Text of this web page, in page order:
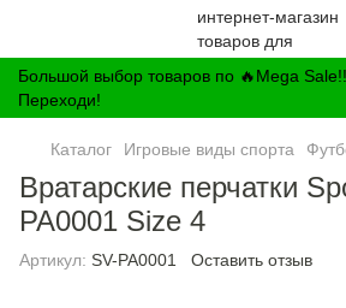
Большой выбор товаров по 🔥Mega
Переходи!
Каталог Игровые виды спорта
Вратарские перчатки
PA0001 Size 4
Артикул: SV-PA0001 Оставить отзыв